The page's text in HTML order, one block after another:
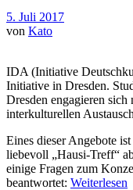
5. Juli 2017
von Kato
IDA (Initiative
Initiative in Dresden.
Dresden engagieren
interkulturellen
Eines dieser Angebote
liebevoll „Hausi-Treff“
einige Fragen zum
beantwortet: Weiterlesen